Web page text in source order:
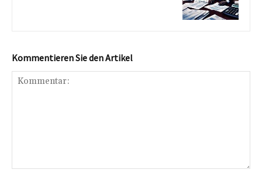
Kommentieren Sie den Artikel